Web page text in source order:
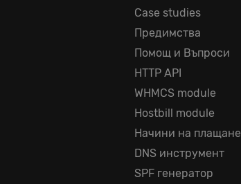
Case studies
Предимства
Помощ и Въпроси
HTTP API
WHMCS module
Hostbill module
Начини на плащане
DNS инструмент
SPF генератор